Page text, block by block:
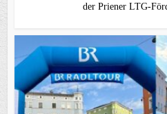
der Priener